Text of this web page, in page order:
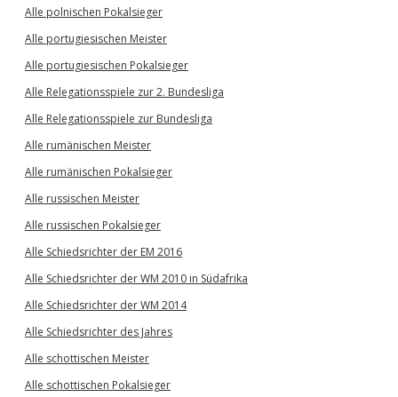
Alle polnischen Pokalsieger
Alle portugiesischen Meister
Alle portugiesischen Pokalsieger
Alle Relegationsspiele zur 2. Bundesliga
Alle Relegationsspiele zur Bundesliga
Alle rumänischen Meister
Alle rumänischen Pokalsieger
Alle russischen Meister
Alle russischen Pokalsieger
Alle Schiedsrichter der EM 2016
Alle Schiedsrichter der WM 2010 in Südafrika
Alle Schiedsrichter der WM 2014
Alle Schiedsrichter des Jahres
Alle schottischen Meister
Alle schottischen Pokalsieger